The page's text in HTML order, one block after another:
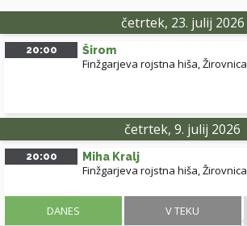
DANES V TEKU
četrtek, 23. julij 2026
20:00 Širom
Finžgarjeva rojstna hiša, Žirovnica
četrtek, 9. julij 2026
20:00 Miha Kralj
Finžgarjeva rojstna hiša, Žirovnica